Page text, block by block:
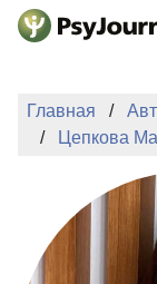
Перейти к
Главная
Цепкова